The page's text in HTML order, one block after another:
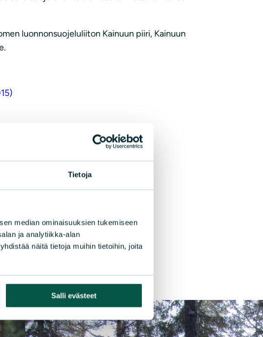
Tietoja
median ominaisuuksien tukemiseen
ja analytiikka-alan
näitä tietoja muihin tietoihin, joita
Salli evästeet
luonnonsuojeluliiton Kainuun piiri, Kainuun